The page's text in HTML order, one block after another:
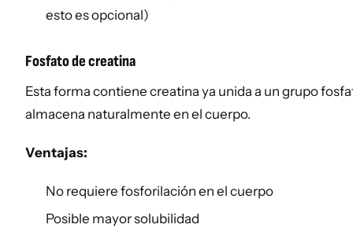
esto es opcional)
Fosfato de creatina
Esta forma contiene creatina ya unida a un grupo
almacena naturalmente en el cuerpo.
Ventajas:
No requiere fosforilación en el cuerpo
Posible mayor solubilidad